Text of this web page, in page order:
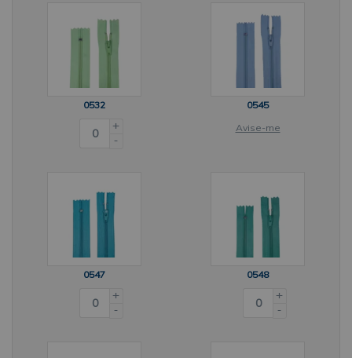
0532
+
-
0545
Avise-me
0547
+
-
0548
+
-